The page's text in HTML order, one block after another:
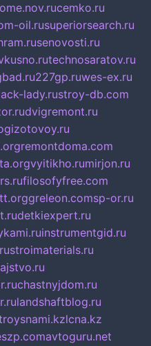
cemko.ru
oil.rusuperiorsearch.ru
senovosti.ru
technosaratov.ru
227gp.ruwes-ex.ru
lady.rustroy-db.com
dvigremont.ru
remontdoma.com
vyitikho.rumirjon.ru
filosofyfree.com
greleon.comsp-or.ru
detkiexpert.ru
instrumentgid.ru
stroimaterials.ru
chastnyjdom.ru
landshaftblog.ru
lcna.kz
avtoguru.net